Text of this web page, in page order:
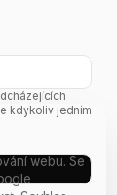
webu. Se
kdykoliv jedním